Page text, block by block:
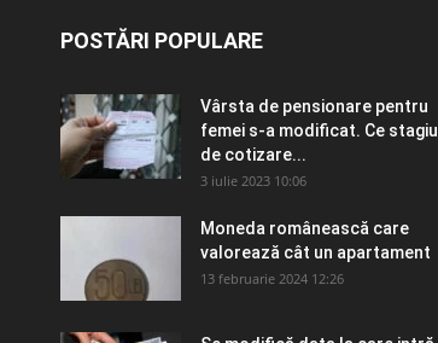
POSTĂRI POPULARE
Vârsta de pensionare pentru
femei s-a modificat. Ce stagiu
de cotizare...
3 iulie 2023 10:06
Moneda românească care
valorează cât un apartament
13 februarie 2024 12:26